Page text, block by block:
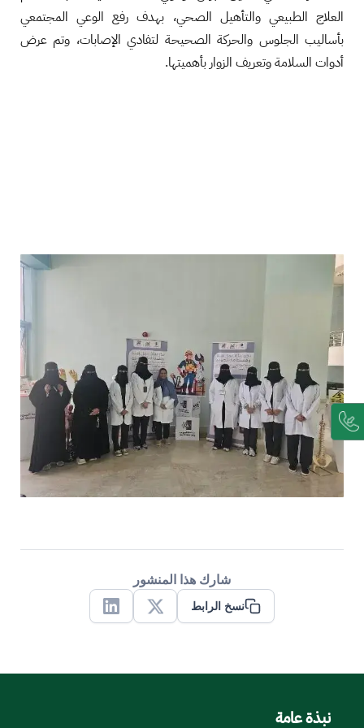
العلاج الطبيعي والتأهيل الصحي، بهدف رفع الوعي المجتمعي
بأساليب الجلوس والحركة الصحيحة لتفادي الإصابات، وتم عرض
أدوات السلامة وتعريف الزوار بأهميتها.
شارك هذا المنشور
نسخ الرابط
X
Linkedin
نبذة عامة